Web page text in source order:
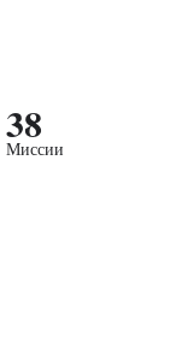
38
Миссии